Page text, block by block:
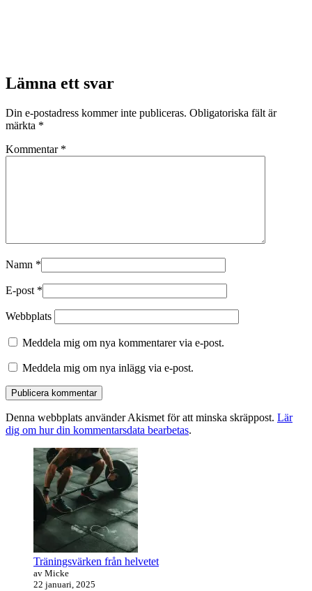
Lämna ett svar
Din e-postadress kommer inte publiceras. Obligatoriska fält är
märkta *
Kommentar *
Namn *
E-post *
Webbplats
Meddela mig om nya kommentarer via e-post.
Meddela mig om nya inlägg via e-post.
Denna webbplats använder Akismet för att minska skräppost. Lär
dig om hur din kommentarsdata bearbetas.
Primära
sidofältet
Widget
område
Träningsvärken från helvetet
av Micke
22 januari, 2025